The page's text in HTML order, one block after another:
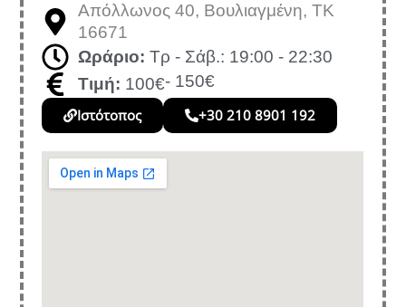
Απόλλωνος 40, Βουλιαγμένη, ΤΚ
16671
Ωράριο: Τρ - Σάβ.: 19:00 - 22:30
Τιμή: 100€- 150€
Ιστότοπος +30 210 8901 192